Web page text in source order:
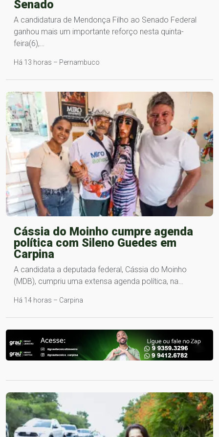
Senado
A candidatura de Mendonça Filho ao Senado Federal
ganhou mais um importante reforço nesta quinta-
feira(6),…
Há 13 horas – Pernambuco
Cássia do Moinho cumpre agenda
política com Sileno Guedes em
Carpina
A candidata a deputada federal, Cássia do Moinho
(MDB), cumpriu uma extensa agenda política, na…
Há 14 horas – Carpina